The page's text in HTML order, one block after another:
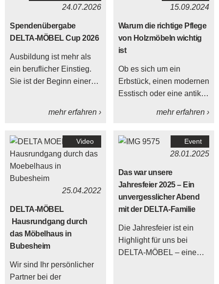
24.07.2026
Spendenübergabe
DELTA-MÖBEL Cup 2026
Ausbildung ist mehr als
ein beruflicher Einstieg.
Sie ist der Beginn einer
aufbauen und ihren Platz
im Team finden. Bei
DELTA-MÖBEL freuen wir
uns deshalb besonders,
Auszubildenden ihre
erfolgreich bestanden
mehr erfahren ›
15.09.2024
Warum die richtige Pflege
von Holzmöbeln wichtig
ist
Ob es sich um ein
Erbstück, einen modernen
Esstisch oder eine antike
ihre Schönheit und
Qualität über Jahre
mehr erfahren ›
Video
25.04.2022
DELTA-MÖBEL
Hausrundgang durch
das Möbelhaus in
Bubesheim
Wir sind Ihr persönlicher
Partner bei der
Event
28.01.2025
Das war unsere
Jahresfeier 2025 – Ein
unvergesslicher Abend
mit der DELTA-Familie
Die Jahresfeier ist ein
Highlight für uns bei
DELTA-MÖBEL – eine